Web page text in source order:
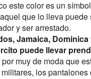
este color es un
que lo lleva puede
y ser arrestado.
Jamaica,
puede llevar
muy de moda que
los pantalones